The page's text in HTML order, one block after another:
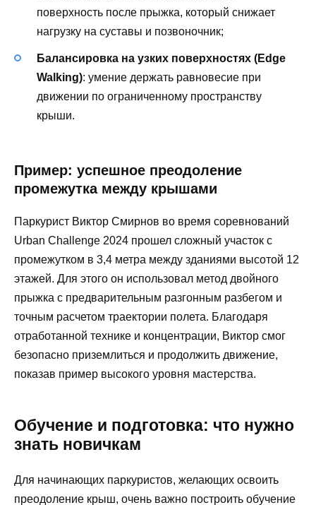
поверхность после прыжка, который снижает
нагрузку на суставы и позвоночник;
Балансировка на узких поверхностях (Edge
Walking): умение держать равновесие при
движении по ограниченному пространству
крыши.
Пример: успешное преодоление
промежутка между крышами
Паркурист Виктор Смирнов во время соревнований
Urban Challenge 2024 прошел сложный участок с
промежутком в 3,4 метра между зданиями высотой 12
этажей. Для этого он использовал метод двойного
прыжка с предварительным разгонным разбегом и
точным расчетом траектории полета. Благодаря
отработанной технике и концентрации, Виктор смог
безопасно приземлиться и продолжить движение,
показав пример высокого уровня мастерства.
Обучение и подготовка: что нужно
знать новичкам
Для начинающих паркуристов, желающих освоить
преодоление крыш, очень важно построить обучение